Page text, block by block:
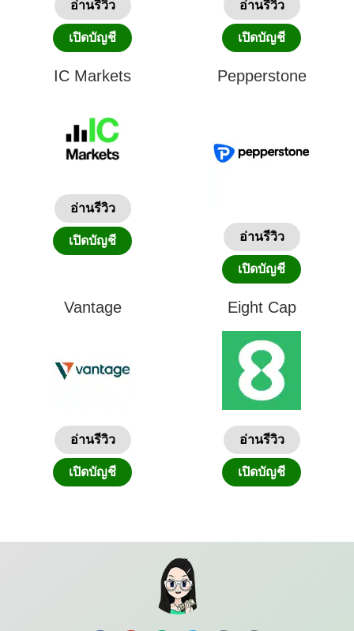
อ่านรีวิว
เปิดบัญชี
อ่านรีวิว
เปิดบัญชี
IC Markets
อ่านรีวิว
เปิดบัญชี
Pepperstone
อ่านรีวิว
เปิดบัญชี
Vantage
อ่านรีวิว
เปิดบัญชี
Eight Cap
อ่านรีวิว
เปิดบัญชี